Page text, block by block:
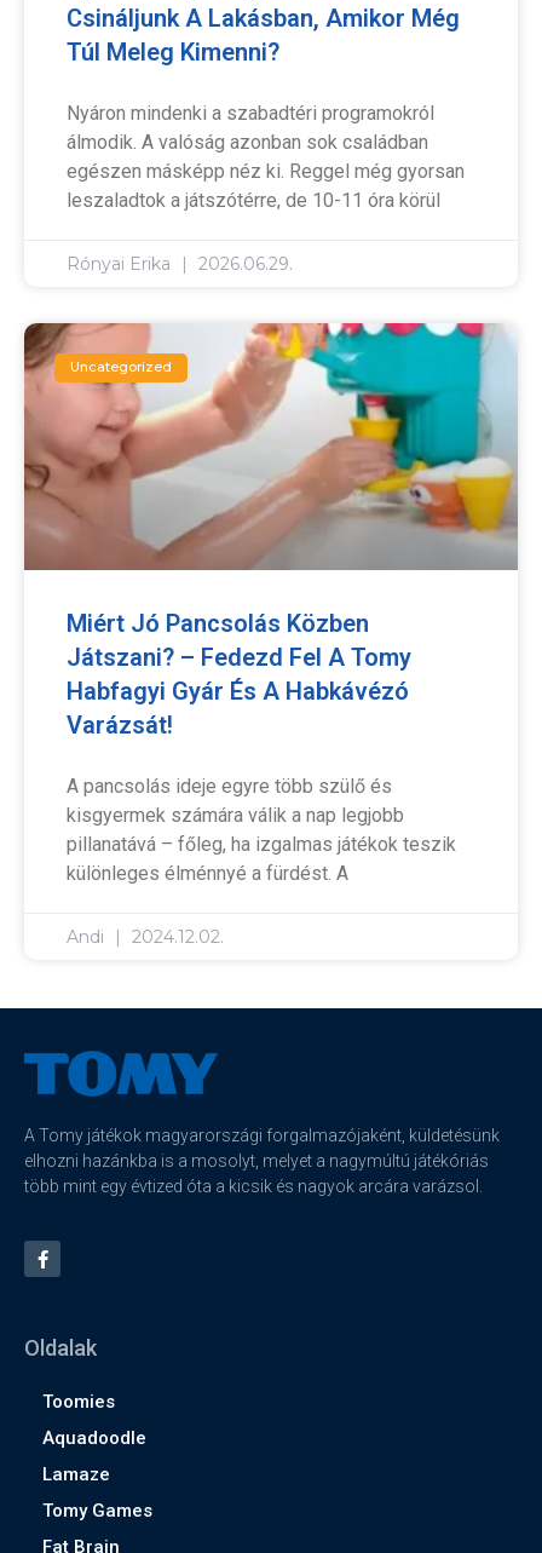
Csináljunk A Lakásban, Amikor Még
Túl Meleg Kimenni?
Nyáron mindenki a szabadtéri programokról
álmodik. A valóság azonban sok családban
egészen másképp néz ki. Reggel még gyorsan
leszaladtok a játszótérre, de 10-11 óra körül
Rónyai Erika 2026.06.29.
Uncategorized
Miért Jó Pancsolás Közben
Játszani? – Fedezd Fel A Tomy
Habfagyi Gyár És A Habkávézó
Varázsát!
A pancsolás ideje egyre több szülő és
kisgyermek számára válik a nap legjobb
pillanatává – főleg, ha izgalmas játékok teszik
különleges élménnyé a fürdést. A
Andi 2024.12.02.
A Tomy játékok magyarországi forgalmazójaként, küldetésünk
elhozni hazánkba is a mosolyt, melyet a nagymúltú játékóriás
több mint egy évtized óta a kicsik és nagyok arcára varázsol.
Oldalak
Toomies
Aquadoodle
Lamaze
Tomy Games
Fat Brain